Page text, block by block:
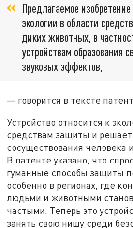
Предлагаемое
экологии в области
диких животных, в
устройствам образования
звуковых эффектов,
— говорится в тексте
Устройство относится к
средствам защиты и
сосуществования человека
В патенте указано, что
гуманные способы защиты
особенно в регионах, где
людьми и животными
частыми. Теперь это
занять свою нишу среди